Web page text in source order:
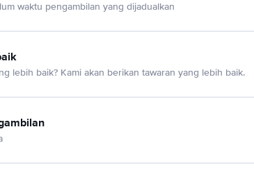
waktu pengambilan yang dijadualkan
lebih baik? Kami akan berikan tawaran yang lebih baik.